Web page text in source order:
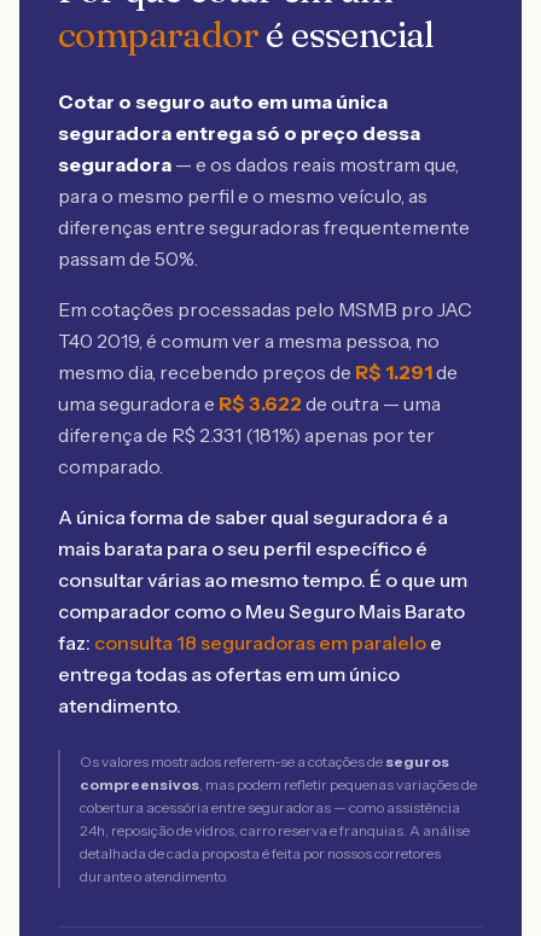
comparadoré essencial
Cotar o seguro auto em uma única
seguradora entrega só o preço dessa
seguradora — e os dados reais mostram que,
para o mesmo perfil e o mesmo veículo, as
diferenças entre seguradoras frequentemente
passam de 50%.
Em cotações processadas pelo MSMB pro JAC
T40 2019, é comum ver a mesma pessoa, no
mesmo dia, recebendo preços de R$ 1.291de
uma seguradora e R$ 3.622 de outra — uma
diferença de R$ 2.331 (181%) apenas por ter
comparado.
A única forma de saber qual seguradora é a
mais barata para o seu perfil específico é
consultar várias ao mesmo tempo. É o que um
comparador como o Meu Seguro Mais Barato
faz: consulta 18 seguradoras em paralelo e
entrega todas as ofertas em um único
atendimento.
Os valores mostrados referem-se a cotações de seguros
compreensivos, mas podem refletir pequenas variações de
cobertura acessória entre seguradoras — como assistência
24h, reposição de vidros, carro reserva e franquias. A análise
detalhada de cada proposta é feita por nossos corretores
durante o atendimento.